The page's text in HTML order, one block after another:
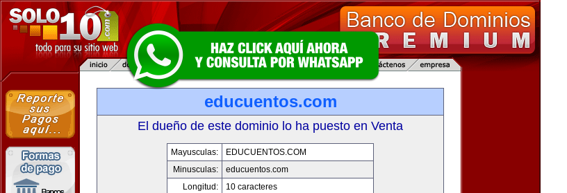
educuentos.com
El dueño de este dominio lo ha puesto en Venta
Mayusculas:
EDUCUENTOS.COM
Minusculas:
educuentos.com
Longitud:
10 caracteres